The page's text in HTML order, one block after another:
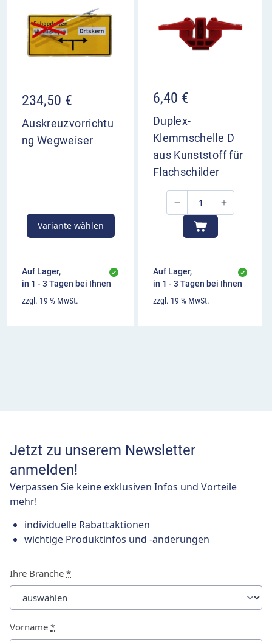
234,50 €
Auskreuzvorrichtu
ng Wegweiser
Variante wählen
Auf Lager,
in 1 - 3 Tagen bei Ihnen
zzgl. 19 % MwSt.
6,40 €
Duplex-
Klemmschelle D
aus Kunststoff für
Flachschilder
Auf Lager,
in 1 - 3 Tagen bei Ihnen
zzgl. 19 % MwSt.
Jetzt zu unserem Newsletter
anmelden!
Verpassen Sie keine exklusiven Infos und Vorteile
mehr!
individuelle Rabattaktionen
wichtige Produktinfos und -änderungen
Ihre Branche *
Vorname *